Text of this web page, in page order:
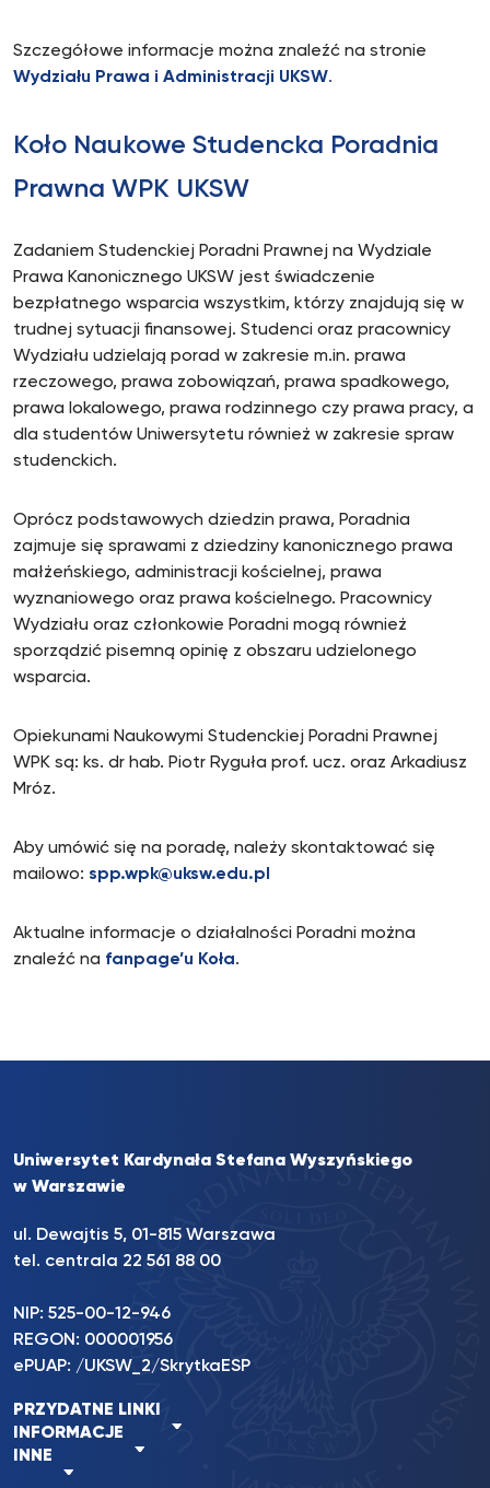
Szczegółowe informacje można znaleźć na stronie
Wydziału Prawa i Administracji UKSW.
Koło Naukowe Studencka Poradnia
Prawna WPK UKSW
Zadaniem Studenckiej Poradni Prawnej na Wydziale
Prawa Kanonicznego UKSW jest świadczenie
bezpłatnego wsparcia wszystkim, którzy znajdują się w
trudnej sytuacji finansowej. Studenci oraz pracownicy
Wydziału udzielają porad w zakresie m.in. prawa
rzeczowego, prawa zobowiązań, prawa spadkowego,
prawa lokalowego, prawa rodzinnego czy prawa pracy, a
dla studentów Uniwersytetu również w zakresie spraw
studenckich.
Oprócz podstawowych dziedzin prawa, Poradnia
zajmuje się sprawami z dziedziny kanonicznego prawa
małżeńskiego, administracji kościelnej, prawa
wyznaniowego oraz prawa kościelnego. Pracownicy
Wydziału oraz członkowie Poradni mogą również
sporządzić pisemną opinię z obszaru udzielonego
wsparcia.
Opiekunami Naukowymi Studenckiej Poradni Prawnej
WPK są: ks. dr hab. Piotr Ryguła prof. ucz. oraz Arkadiusz
Mróz.
Aby umówić się na poradę, należy skontaktować się
mailowo: spp.wpk@uksw.edu.pl
Aktualne informacje o działalności Poradni można
znaleźć na fanpage’u Koła.
Uniwersytet Kardynała Stefana Wyszyńskiego
w Warszawie
ul. Dewajtis 5, 01-815 Warszawa
tel. centrala 22 561 88 00
NIP: 525-00-12-946
REGON: 000001956
ePUAP: /UKSW_2/SkrytkaESP
PRZYDATNE LINKI
INFORMACJE
INNE